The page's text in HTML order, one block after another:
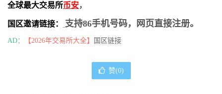
全球最大交易所币安，
国区邀请链接： 支持86手机号码，网页直接注册。
AD： 【2026年交易所大全】 国区链接
赞(0)